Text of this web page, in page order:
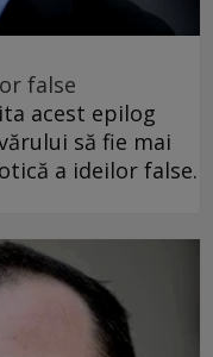
false
acest epilog
să fie mai
a ideilor false.